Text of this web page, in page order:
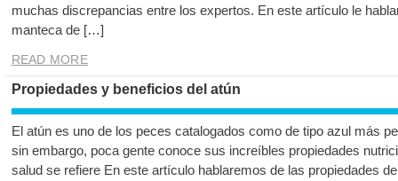
muchas discrepancias entre los expertos. En este artículo le
manteca de […]
READ MORE
Propiedades y beneficios del atún
El atún es uno de los peces catalogados como de tipo azul más
sin embargo, poca gente conoce sus increíbles propiedades
salud se refiere En este artículo hablaremos de las propiedades